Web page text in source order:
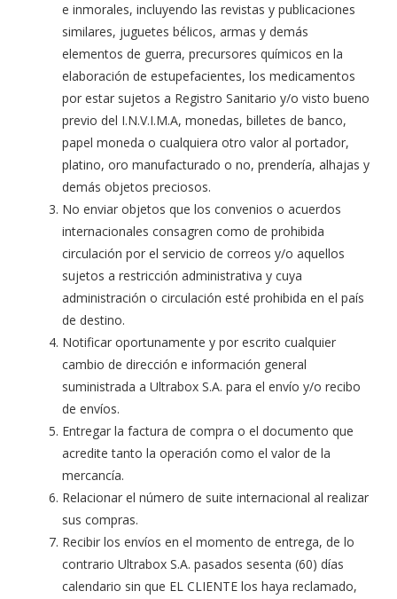
e inmorales, incluyendo las revistas y publicaciones
similares, juguetes bélicos, armas y demás
elementos de guerra, precursores químicos en la
elaboración de estupefacientes, los medicamentos
por estar sujetos a Registro Sanitario y/o visto bueno
previo del I.N.V.I.M.A, monedas, billetes de banco,
papel moneda o cualquiera otro valor al portador,
platino, oro manufacturado o no, prendería, alhajas y
demás objetos preciosos.
No enviar objetos que los convenios o acuerdos
internacionales consagren como de prohibida
circulación por el servicio de correos y/o aquellos
sujetos a restricción administrativa y cuya
administración o circulación esté prohibida en el país
de destino.
Notificar oportunamente y por escrito cualquier
cambio de dirección e información general
suministrada a Ultrabox S.A. para el envío y/o recibo
de envíos.
Entregar la factura de compra o el documento que
acredite tanto la operación como el valor de la
mercancía.
Relacionar el número de suite internacional al realizar
sus compras.
Recibir los envíos en el momento de entrega, de lo
contrario Ultrabox S.A. pasados sesenta (60) días
calendario sin que EL CLIENTE los haya reclamado,